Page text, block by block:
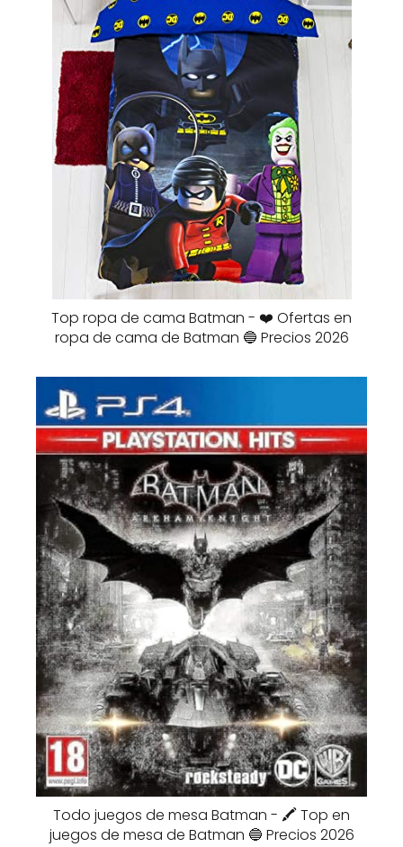
Top ropa de cama Batman - ❤️ Ofertas en
ropa de cama de Batman 🔵 Precios 2026
Todo juegos de mesa Batman - 🖍️ Top en
juegos de mesa de Batman 🔵 Precios 2026